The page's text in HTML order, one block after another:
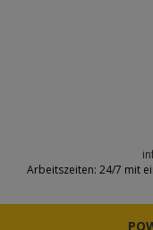
Arbeitszeiten: 24/7 mit